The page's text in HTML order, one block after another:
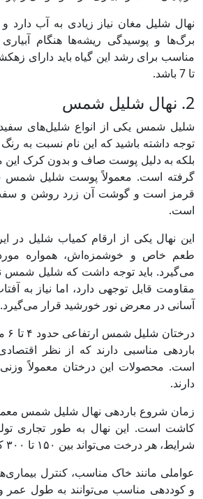
نهال شلیل مغان نیاز زیادی به آب دارد
برگ‌ها و پوسیدگی ریشه‌ها هنگام
تا 7 باشد.
2. نهال شلیل شمس
شلیل شمس یکی از انواع شلیل‌های
توجه داشته باشید که این نام نسبت به
بلکه به دلیل پوست صاف و بدون کرک این
گرفته است. معمولاً پوست شلیل شمس
قرمز است و گوشت آن زرد روشن و
است.
این نهال یکی از ارقام کمیاب شلیل در
طعم خاص و خوشمزه‌اش، همواره مورد
می‌گیرد. باید توجه داشت که شلیل شمس
مقاومت قابل توجهی دارد، اما نیاز به
آسانی در معرض نور خورشید قرار می‌گیرد.
باردهی مناسبی دارند که از نظر
دارند.
زمان شروع باردهی نهال شلیل شمس
کاشت است. این نهال به طور تجاری
شرایط، هر درخت می‌تواند بین ۱۵۰ تا ۳۰۰ کیلو میوه تولید کند.
عواملی مانند خاک مناسب، کنترل
و کوددهی مناسب می‌توانند به طول عمر